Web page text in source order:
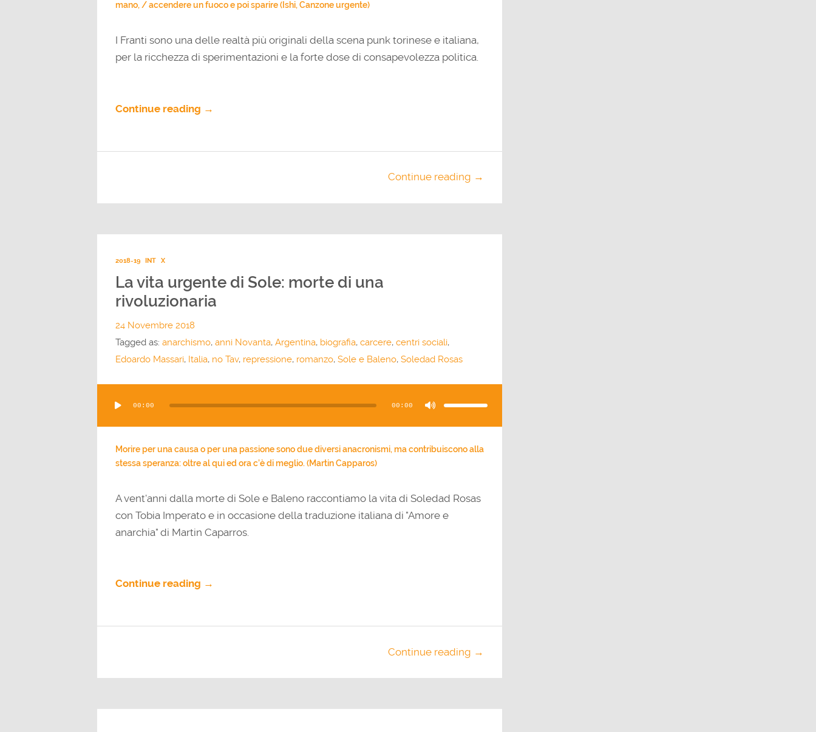
mano, / accendere un fuoco e poi sparire (Ishi, Canzone urgente)
I Franti sono una delle realtà più originali della scena punk torinese e italiana,
per la ricchezza di sperimentazioni e la forte dose di consapevolezza politica.
Continue reading →
Continue reading →
2018-19 INT X
La vita urgente di Sole: morte di una
rivoluzionaria
24 Novembre 2018
Tagged as: anarchismo, anni Novanta, Argentina, biografia, carcere, centri sociali,
Edoardo Massari, Italia, no Tav, repressione, romanzo, Sole e Baleno, Soledad Rosas
Player
00:00 00:00
freccia
aumentare
il
volume.
Morire per una causa o per una passione sono due diversi anacronismi, ma contribuiscono alla
stessa speranza: oltre al qui ed ora c’è di meglio. (Martin Capparos)
A vent'anni dalla morte di Sole e Baleno raccontiamo la vita di Soledad Rosas
con Tobia Imperato e in occasione della traduzione italiana di "Amore e
anarchia" di Martin Caparros.
Continue reading →
Continue reading →